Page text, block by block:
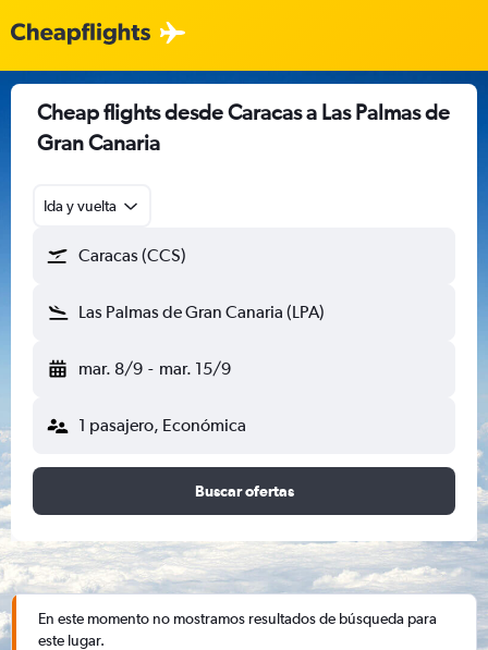
Cheap flights desde Caracas a Las Palmas de
Gran Canaria
Ida y vuelta
Caracas (CCS)
Las Palmas de Gran Canaria (LPA)
mar. 8/9 - mar. 15/9
1 pasajero, Económica
Buscar ofertas
En este momento no mostramos resultados de búsqueda para
este lugar.